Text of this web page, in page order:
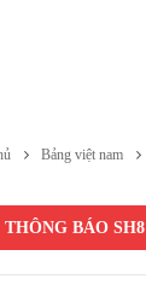
Bảng việt nam
THÔNG BÁO SH8